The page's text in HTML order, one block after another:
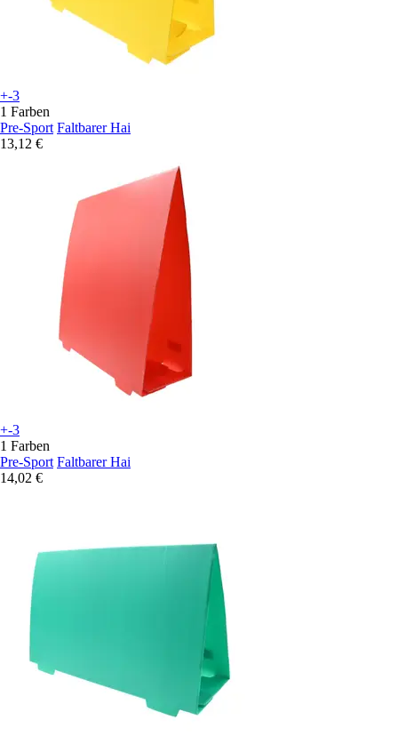
+-3
1 Farben
Pre-Sport Faltbarer Hai
13,12 €
+-3
1 Farben
Pre-Sport Faltbarer Hai
14,02 €